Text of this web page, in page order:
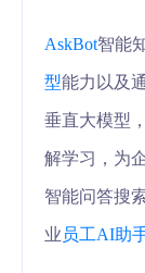
AskBot智能
型能力以及
垂直大模型
解学习，为
智能问答搜
业 员工AI助